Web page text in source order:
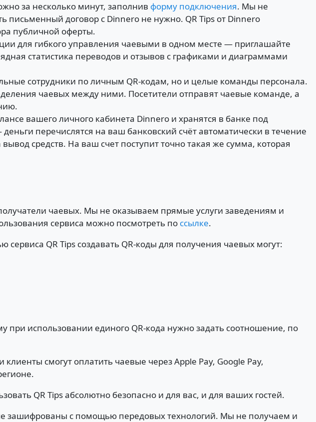
за несколько минут, заполнив форму подключения. Мы не
договор с Dinnero не нужно. QR Tips от Dinnero
публичной оферты.
для гибкого управления чаевыми в одном месте — приглашайте
статистика переводов и отзывов с графиками и диаграммами
сотрудники по личным QR-кодам, но и целые команды персонала.
чаевых между ними. Посетители отправят чаевые команде, а
вашего личного кабинета Dinnero и хранятся в банке под
перечислятся на ваш банковский счёт автоматически в течение
средств. На ваш счет поступит точно такая же сумма, которая
чаевых. Мы не оказываем прямые услуги заведениям и
сервиса можно посмотреть по ссылке.
сервиса QR Tips создавать QR-коды для получения чаевых могут:
при использовании единого QR-кода нужно задать соотношение, по
смогут оплатить чаевые через Apple Pay, Google Pay,
QR Tips абсолютно безопасно и для вас, и для ваших гостей.
зашифрованы с помощью передовых технологий. Мы не получаем и